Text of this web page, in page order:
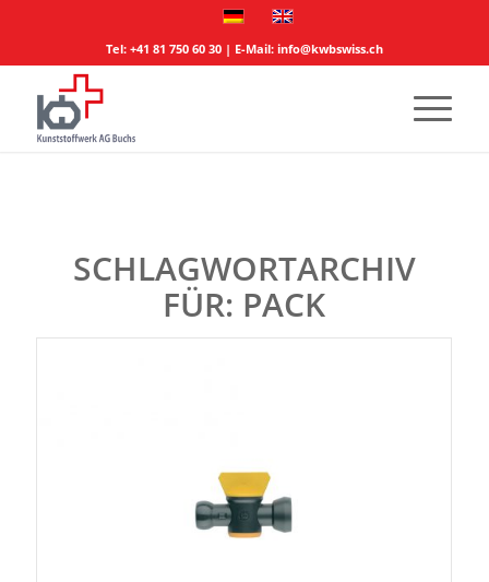
Tel: +41 81 750 60 30| E-Mail: info@kwbswiss.ch
SCHLAGWORTARCHIV
FÜR: PACK